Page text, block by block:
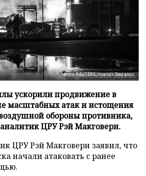
Фото: REUTERS/Anatolii Stepanov
ускорили продвижение в
масштабных атак и истощения
обороны противника,
ЦРУ Рэй Макговерн.
ЦРУ Рэй Макговерн заявил, что
начали атаковать с ранее